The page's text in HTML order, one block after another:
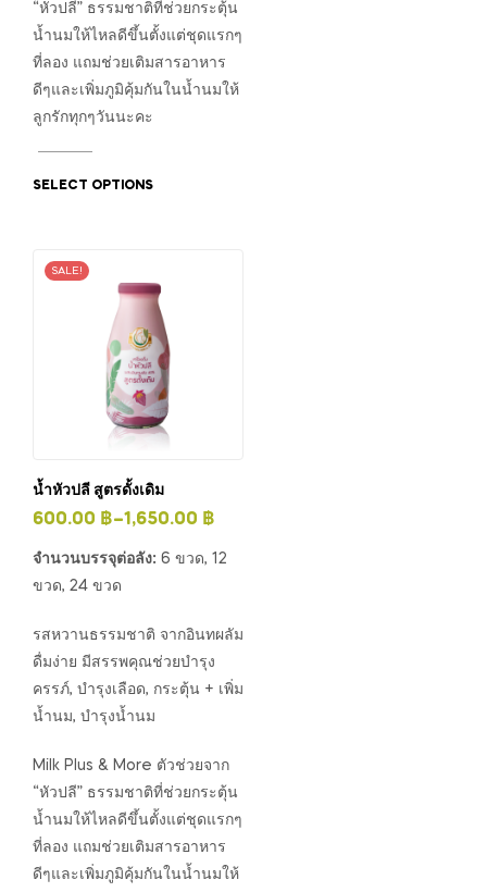
“หัวปลี” ธรรมชาติที่ช่วยกระตุ้น
น้ำนมให้ไหลดีขึ้นตั้งแต่ชุดแรกๆ
ที่ลอง แถมช่วยเติมสารอาหาร
ดีๆและเพิ่มภูมิคุ้มกันในน้ำนมให้
ลูกรักทุกๆวันนะคะ
SELECT OPTIONS
SALE!
น้ำหัวปลี สูตรดั้งเดิม
600.00 ฿–1,650.00 ฿
จำนวนบรรจุต่อลัง: 6 ขวด, 12
ขวด, 24 ขวด
รสหวานธรรมชาติ จากอินทผลัม
ดื่มง่าย มีสรรพคุณช่วยบำรุง
ครรภ์, บำรุงเลือด, กระตุ้น + เพิ่ม
น้ำนม, บำรุงน้ำนม
Milk Plus & More ตัวช่วยจาก
“หัวปลี” ธรรมชาติที่ช่วยกระตุ้น
น้ำนมให้ไหลดีขึ้นตั้งแต่ชุดแรกๆ
ที่ลอง แถมช่วยเติมสารอาหาร
ดีๆและเพิ่มภูมิคุ้มกันในน้ำนมให้